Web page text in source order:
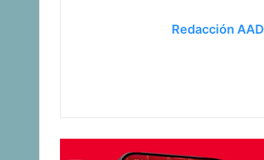
Redacción AAD